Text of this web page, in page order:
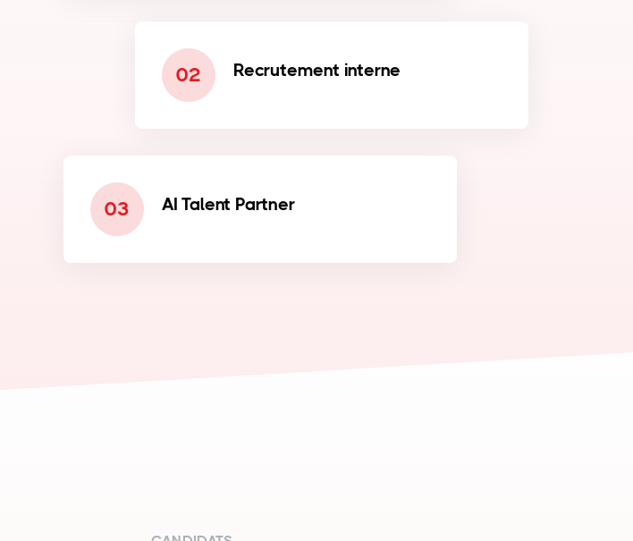
02 Recrutement interne
03 AI Talent Partner